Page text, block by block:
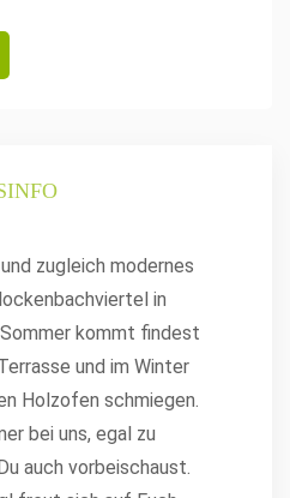
zugleich modernes
in
kommt findest
und im Winter
Holzofen schmiegen.
bei uns, egal zu
auch vorbeischaust.